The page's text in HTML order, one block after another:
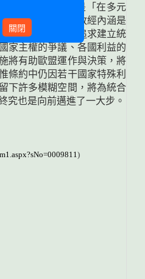
示歐盟的座右銘是「在多元
里斯本條約」的政經內涵是
個藍圖。在努力追求建立統
家主權的爭議、各國利益的
將有助歐盟運作與決策，將
條約中仍因若干國家特殊利
下許多模糊空間，將為統合
究也是向前邁進了一大步。
)
關閉